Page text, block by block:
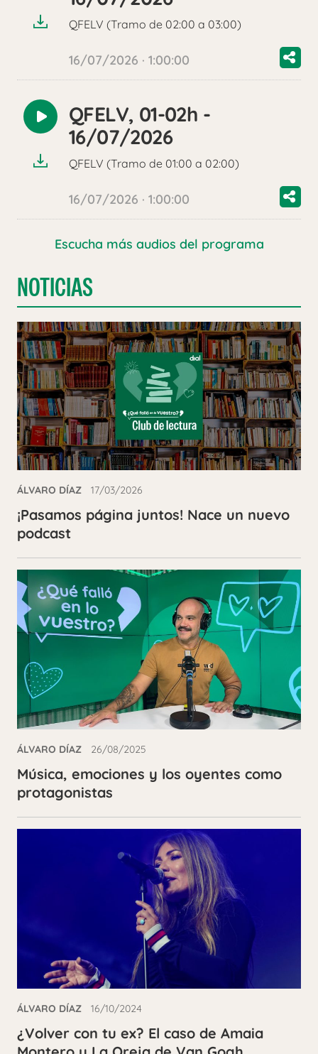
QFELV (Tramo de 02:00 a 03:00)
16/07/2026 · 1:00:00
Reproducir
audio
QFELV, 01-02h -
16/07/2026
QFELV (Tramo de 01:00 a 02:00)
16/07/2026 · 1:00:00
Escucha más audios del programa
NOTICIAS
ÁLVARO DÍAZ 17/03/2026
¡Pasamos página juntos! Nace un nuevo
podcast
ÁLVARO DÍAZ 26/08/2025
Música, emociones y los oyentes como
protagonistas
ÁLVARO DÍAZ 16/10/2024
¿Volver con tu ex? El caso de Amaia